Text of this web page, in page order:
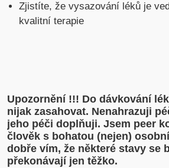
Zjistíte, že vysazování léků je
kvalitní terapie
Upozornění !!! Do dávkování
nijak zasahovat. Nenahrazuji
jeho péči doplňuji. Jsem peer
člověk s bohatou (nejen)
dobře vím, že některé stavy se
překonávají jen těžko.